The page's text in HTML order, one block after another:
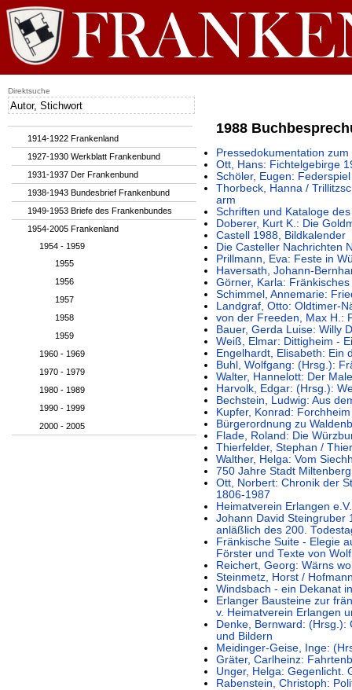
1988
Pressedokumentation
Ott, Hans: Fichtelgebirge
Schöler, Eugen: Federspiel
Thorbeck, Hanna /
arm
Schriften und Kataloge
Doberer, Kurt K.: Die
Castell 1988, Bildkalender
Die Casteller Nachrichten
Prillmann, Eva: Feste in
Haversath, Johann-
Görner, Karla:
Schimmel, Annemarie:
Landgraf, Otto: Oldtimer-
von der Freeden, Max H.:
Bauer, Gerda Luise: Willy
Weiß, Elmar: Dittigheim -
Engelhardt, Elisabeth: Ein
Buhl, Wolfgang: (Hrsg.):
Walter, Hannelott: Der
Harvolk, Edgar: (Hrsg.):
Bechstein, Ludwig: Aus
Kupfer, Konrad:
Bürgerordnung zu
Flade, Roland: Die
Thierfelder, Stephan /
Walther, Helga: Vom
750 Jahre Stadt
Ott, Norbert: Chronik der
1806-1987
Heimatverein Erlangen
Johann David Steingruber
anläßlich des 200.
Fränkische Suite - Elegie
Förster und Texte von
Reichert, Georg: Wärns
Steinmetz, Horst /
Windsbach - ein Dekanat
Erlanger Bausteine zur
v. Heimatverein Erlangen
Denke, Bernward: (Hrsg.):
und Bildern
Meidinger-Geise, Inge:
Gräter, Carlheinz:
Unger, Helga: Gegenlicht.
Rabenstein, Christoph:
1914-1922 Frankenland
1927-1930 Werkblatt Frankenbund
1931-1937 Der Frankenbund
1938-1943 Bundesbrief Frankenbund
1949-1953 Briefe des Frankenbundes
1954-2005 Frankenland
1954 - 1959
1955
1956
1957
1958
1959
1960 - 1969
1970 - 1979
1980 - 1989
1990 - 1999
2000 - 2005
Direktsuche